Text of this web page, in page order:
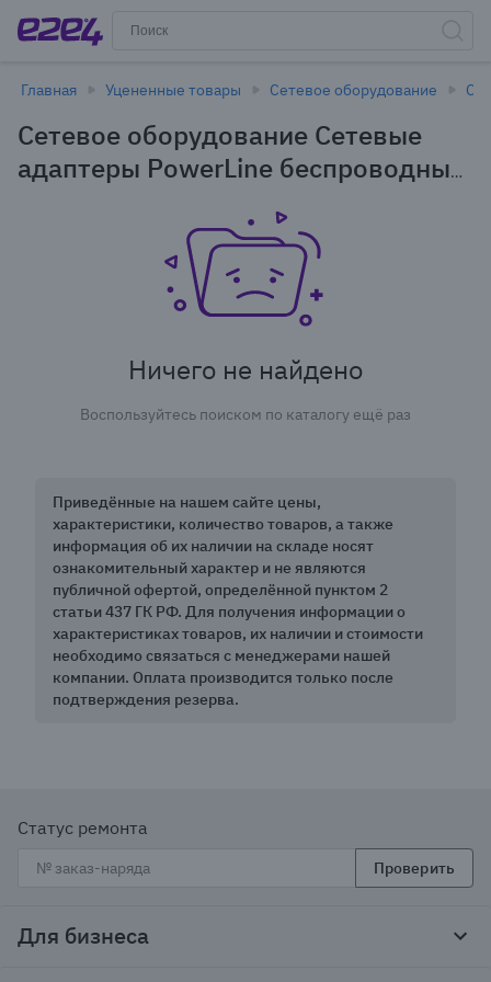
Главная Уцененные товары Сетевое оборудование
Сетевое оборудование Сетевые
адаптеры PowerLine беспроводные
Ничего не найдено
Воспользуйтесь поиском по каталогу ещё раз
Приведённые на нашем сайте цены,
характеристики, количество товаров, а также
информация об их наличии на складе носят
ознакомительный характер и не являются
публичной офертой, определённой пунктом 2
статьи 437 ГК РФ. Для получения информации о
характеристиках товаров, их наличии и стоимости
необходимо связаться с менеджерами нашей
компании. Оплата производится только после
подтверждения резерва.
Статус ремонта
Проверить
Для бизнеса